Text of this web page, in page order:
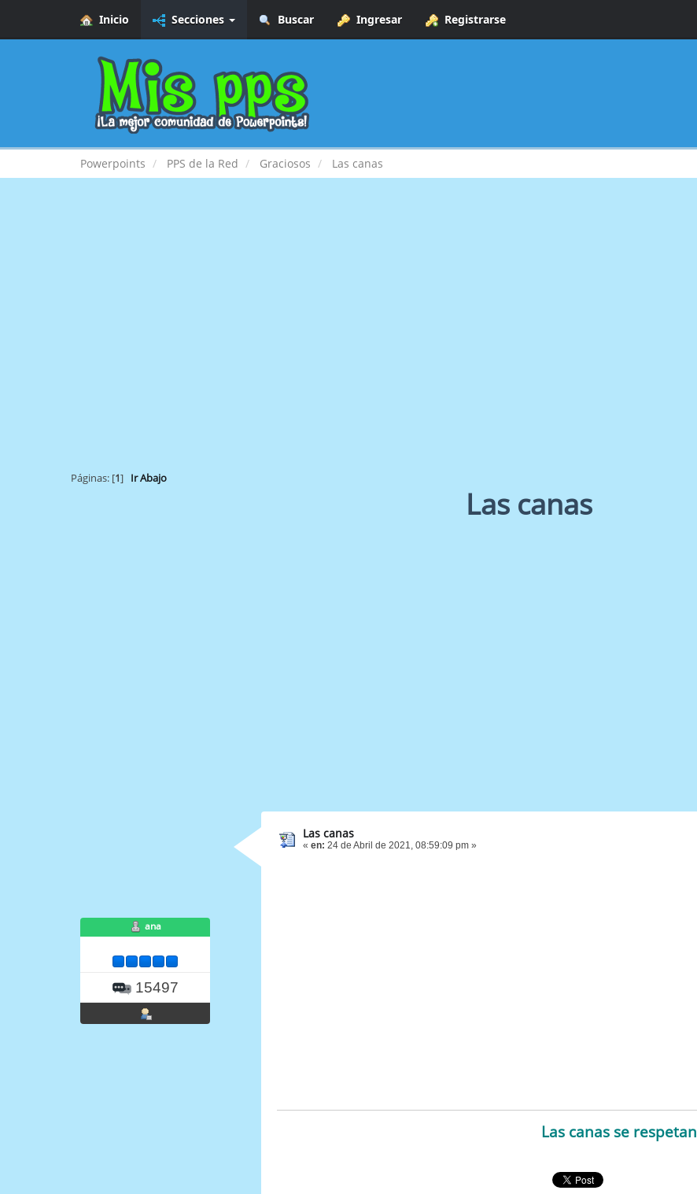
Inicio Secciones Buscar Ingresar Registrarse
Powerpoints PPS de la Red Graciosos Las canas
Páginas: [1] Ir Abajo
Las canas
ana
15497
Las canas
« en: 24 de Abril de 2021, 08:59:09 pm »
Las canas se respetan